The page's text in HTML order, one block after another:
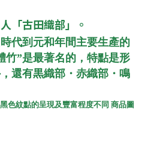
「古田織部」。
代到元和年間主要生產的
竹”是最著名的，特點是形
還有黒織部・赤織部・鳴
色紋點的呈現及豐富程度不同 商品圖